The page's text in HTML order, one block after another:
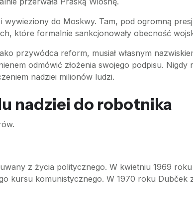
wywieziony do Moskwy. Tam, pod ogromną
które formalnie sankcjonowały obecność
przywódca reform, musiał własnym
odmówić złożenia swojego podpisu. Nigdy
nadziei milionów ludzi.
nadziei do robotnika
z życia politycznego. W kwietniu 1969
kursu komunistycznego. W 1970 roku Dubček